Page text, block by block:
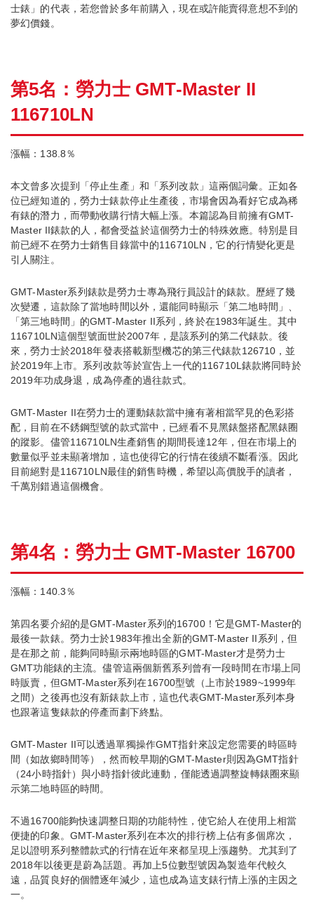
士錶」的代表，若您曾於多年前購入，現在或許能賣得意想不到的
夢幻價錢。
第5名：勞力士 GMT-Master II
116710LN
漲幅：138.8％
本文曾多次提到「停止生產」和「系列改款」這兩個詞彙。正如各
位已經知道的，勞力士錶款停止生產後，市場會因為看好它成為稀
有錶的潛力，而帶動收購行情大幅上漲。本篇認為目前擁有GMT-
Master II錶款的人，都會受益於這個勞力士的特殊效應。特別是目
前已經不在勞力士銷售目錄當中的116710LN，它的行情變化更是
引人關注。
GMT-Master系列錶款是勞力士專為飛行員設計的錶款。歷經了幾
次變遷，這款除了當地時間以外，還能同時顯示「第二地時間」、
「第三地時間」的GMT-Master II系列，終於在1983年誕生。其中
116710LN這個型號面世於2007年，是該系列的第二代錶款。後
來，勞力士於2018年發表搭載新型機芯的第三代錶款126710，並
於2019年上市。系列改款等於宣告上一代的116710L錶款將同時於
2019年功成身退，成為停產的過往款式。
GMT-Master II在勞力士的運動錶款當中擁有著相當罕見的色彩搭
配，目前在不銹鋼型號的款式當中，已經看不見黑錶盤搭配黑錶圈
的蹤影。儘管116710LN生產銷售的期間長達12年，但在市場上的
數量似乎並未顯著增加，這也使得它的行情在後續不斷看漲。因此
目前絕對是116710LN最佳的銷售時機，希望以高價脫手的讀者，
千萬別錯過這個機會。
第4名：勞力士 GMT-Master 16700
漲幅：140.3％
第四名要介紹的是GMT-Master系列的16700！它是GMT-Master的
最後一款錶。勞力士於1983年推出全新的GMT-Master II系列，但
是在那之前，能夠同時顯示兩地時區的GMT-Master才是勞力士
GMT功能錶的主流。儘管這兩個新舊系列曾有一段時間在市場上同
時販賣，但GMT-Master系列在16700型號（上市於1989~1999年
之間）之後再也沒有新錶款上市，這也代表GMT-Master系列本身
也跟著這隻錶款的停產而劃下終點。
GMT-Master II可以透過單獨操作GMT指針來設定您需要的時區時
間（如故鄉時間等），然而較早期的GMT-Master則因為GMT指針
（24小時指針）與小時指針彼此連動，僅能透過調整旋轉錶圈來顯
示第二地時區的時間。
不過16700能夠快速調整日期的功能特性，使它給人在使用上相當
便捷的印象。GMT-Master系列在本次的排行榜上佔有多個席次，
足以證明系列整體款式的行情在近年來都呈現上漲趨勢。尤其到了
2018年以後更是蔚為話題。再加上5位數型號因為製造年代較久
遠，品質良好的個體逐年減少，這也成為這支錶行情上漲的主因之
一。